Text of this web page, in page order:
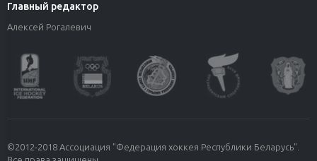
Главный редактор
Алексей Рогалевич
©2012-2018 Ассоциация "Федерация хоккея Республики Беларусь".